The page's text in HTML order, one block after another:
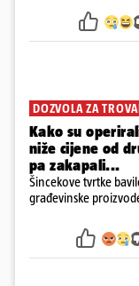
DOZVOLA ZA
Kako su
niže cijene od
pa zakapali...
Šincekove tvrtke
građevinske